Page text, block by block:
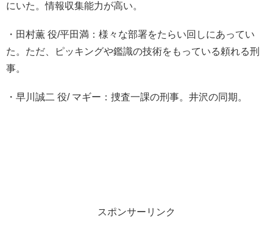
にいた。情報収集能力が高い。
・田村薫 役/平田満：様々な部署をたらい回しにあってい
た。ただ、ピッキングや鑑識の技術をもっている頼れる刑
事。
・早川誠二 役/ マギー：捜査一課の刑事。井沢の同期。
スポンサーリンク